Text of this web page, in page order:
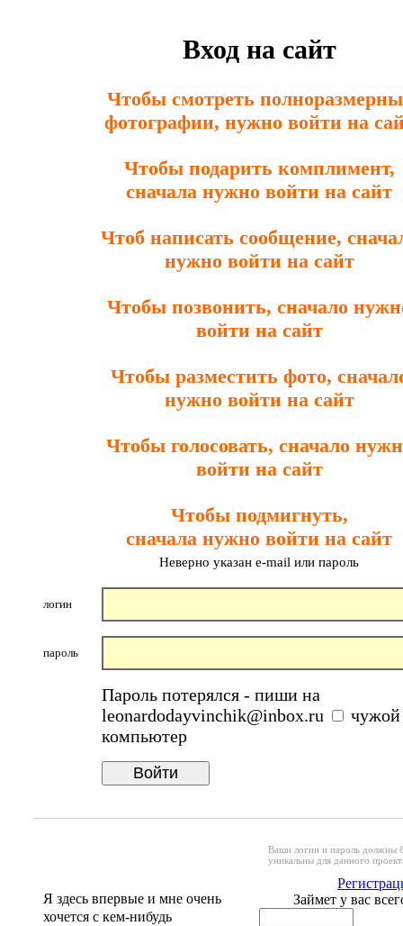
Вход на сайт
Чтобы смотреть
фотографии, нужно войти на
Чтобы подарить комплимент,
сначала нужно войти на сайт
Чтоб написать сообщение,
нужно войти на сайт
Чтобы позвонить, сначало
войти на сайт
Чтобы разместить фото,
нужно войти на сайт
Чтобы голосовать, сначало
войти на сайт
Чтобы подмигнуть,
сначала нужно войти на сайт
Неверно указан e-mail или пароль
логин
пароль
Пароль потерялся - пиши на
leonardodayvinchik@inbox.ru
чужой
компьютер
Войти
Ваши логин и пароль должны
уникальны для данного
Я здесь впервые и мне очень
хочется с кем-нибудь
Займет у вас